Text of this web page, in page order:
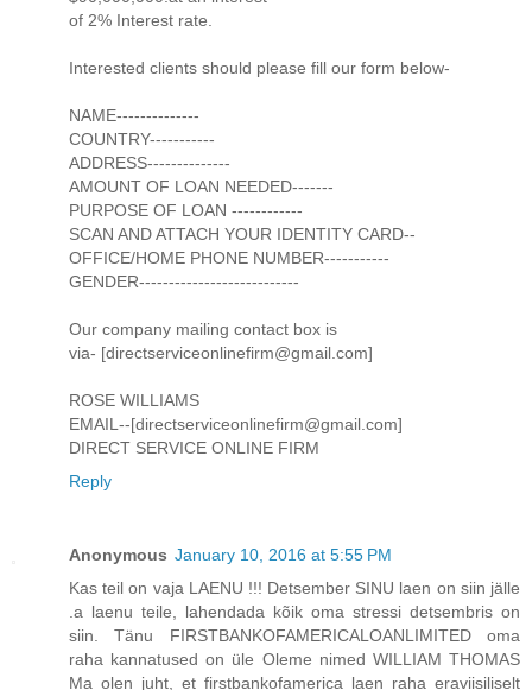
of 2% Interest rate.
Interested clients should please fill our form below-
NAME--------------
COUNTRY-----------
ADDRESS--------------
AMOUNT OF LOAN NEEDED-------
PURPOSE OF LOAN ------------
SCAN AND ATTACH YOUR IDENTITY CARD--
OFFICE/HOME PHONE NUMBER-----------
GENDER---------------------------
Our company mailing contact box is
via- [directserviceonlinefirm@gmail.com]
ROSE WILLIAMS
EMAIL--[directserviceonlinefirm@gmail.com]
DIRECT SERVICE ONLINE FIRM
Reply
Anonymous January 10, 2016 at 5:55 PM
Kas teil on vaja LAENU !!! Detsember SINU laen on siin jälle
.a laenu teile, lahendada kõik oma stressi detsembris on
siin. Tänu FIRSTBANKOFAMERICALOANLIMITED oma
raha kannatused on üle Oleme nimed WILLIAM THOMAS
Ma olen juht, et firstbankofamerica laen raha eraviisiliselt